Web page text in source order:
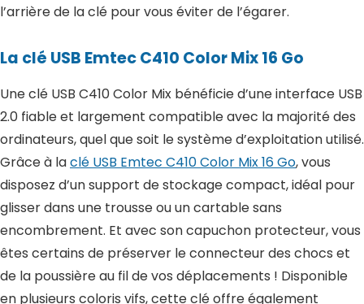
l’arrière de la clé pour vous éviter de l’égarer.
La clé USB Emtec C410 Color Mix 16 Go
Une clé USB C410 Color Mix bénéficie d’une interface USB
2.0 fiable et largement compatible avec la majorité des
ordinateurs, quel que soit le système d’exploitation utilisé.
Grâce à laclé USB Emtec C410 Color Mix 16 Go, vous
disposez d’un support de stockage compact, idéal pour
glisser dans une trousse ou un cartable sans
encombrement. Et avec son capuchon protecteur, vous
êtes certains de préserver le connecteur des chocs et
de la poussière au fil de vos déplacements ! Disponible
en plusieurs coloris vifs, cette clé offre également